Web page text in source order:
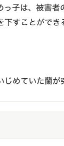
子は、被害者
すことができ
めていた蘭が